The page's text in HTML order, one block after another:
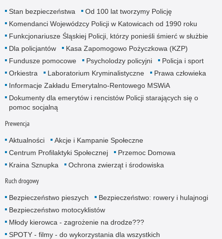
Stan bezpieczeństwa
Od 100 lat tworzymy Policję
Komendanci Wojewódzcy Policji w Katowicach od 1990 roku
Funkcjonariusze Śląskiej Policji, którzy ponieśli śmierć w służbie
Dla policjantów
Kasa Zapomogowo Pożyczkowa (KZP)
Fundusze pomocowe
Psycholodzy policyjni
Policja i sport
Orkiestra
Laboratorium Kryminalistyczne
Prawa człowieka
Informacje Zakładu Emerytalno-Rentowego MSWiA
Dokumenty dla emerytów i rencistów Policji starających się o
pomoc socjalną
Prewencja
Aktualności
Akcje i Kampanie Społeczne
Centrum Profilaktyki Społecznej
Przemoc Domowa
Kraina Sznupka
Ochrona zwierząt i środowiska
Ruch drogowy
Bezpieczeństwo pieszych
Bezpieczeństwo: rowery i hulajnogi
Bezpieczeństwo motocyklistów
Młody kierowca - zagrożenie na drodze???
SPOTY - filmy - do wykorzystania dla wszystkich